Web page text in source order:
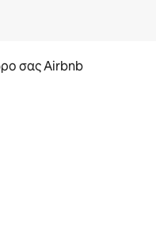
σας Airbnb